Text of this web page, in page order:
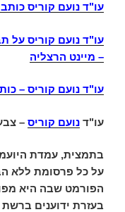
עו"ד נועם קוריס
עו"ד נועם קוריס על
– מיינט הרצליה
עו"ד נועם קוריס –
עו"ד נועם קוריס –
בתמצית, עמדת
על כל פרסומת ללא
הפורמט שבה היא
בעזרת ידוענים